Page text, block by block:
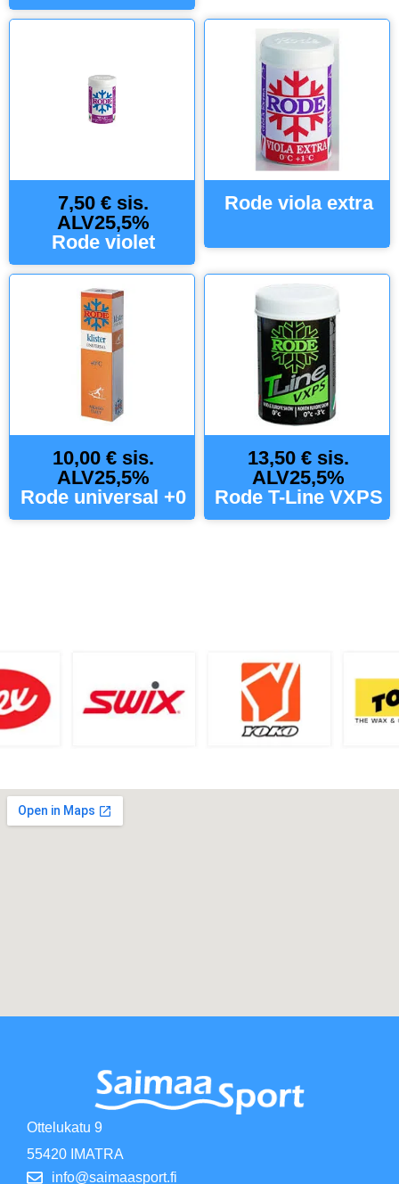
7,50 € sis.
ALV25,5%
Rode violet
Rode viola extra
10,00 € sis.
ALV25,5%
Rode universal +0
13,50 € sis.
ALV25,5%
Rode T-Line VXPS
Ottelukatu 9
55420 IMATRA
info@saimaasport.fi